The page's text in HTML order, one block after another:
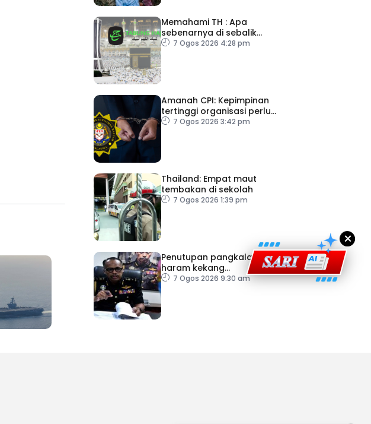
aminoVITAL® Bersama Pempengaruh Larian Antarabangsa
Memahami TH : Apa
sebenarnya di sebalik
angka
7 Ogos 2026 4:28 pm
Amanah CPI: Kepimpinan
tertinggi organisasi perlu
pacu reformasi radikal
7 Ogos 2026 3:42 pm
Thailand: Empat maut
tembakan di sekolah
7 Ogos 2026 1:39 pm
Penutupan pangkalan
haram kekang
penyeludupan di Kelantan
7 Ogos 2026 9:30 am
×